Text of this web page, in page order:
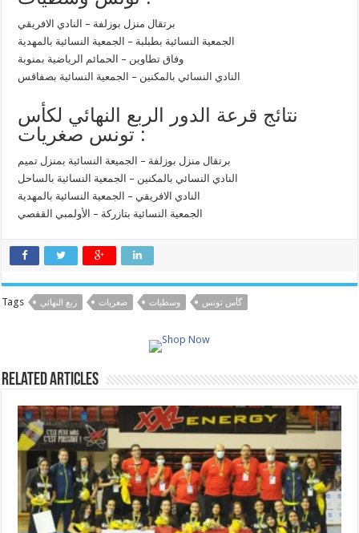
برتقال منزل بوزلفة – النادي الافريقي
الجمعية النسائية بطبلبة – الجمعية النسائية بالمهدية
وفاق تطاوين – الحمائم الرياضية بمنوبة
النادي النسائي بالمكنين – الجمعية النسائية بصفاقس
نتائج قرعة الدور الربع النهائي لكأس
تونس صغريات :
برتقال منزل بوزلفة – الجميعة النسائية بمنزل تميم
النادي النسائي بالمكنين – الجمعية النسائية بالساحل
النادي الافريقي – الجمعية النسائية بالمهدية
الجمعية النسائية بتازركة – الأولمبي القفصي
Tags ربع النهائي صغريات وسطيات گأس تونس
Related Articles